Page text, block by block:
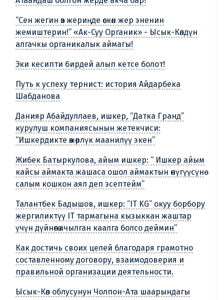
“Сен жегин өз жериңде өскөн жер эненин
жемиштерин!” «Ак-Суу Органик» - Ысык-Көлдүн
алгачкы органикалык аймагы!
Эки кесипти бирдей алып кетсе болот!
Путь к успеху тернист: история Айдарбека
Шабданова
Данияр Абайдуллаев, ишкер, “Датка Гранд”
курулуш компаниясынын жетекчиси:
“Ишкердикте өжөрлүк маанилүү экен”
Жибек Батыркулова, айым ишкер: “ Ишкер айым
кайсы аймакта жашаса ошол аймактын өнүгүүсүнө
салым кошкон аял деп эсептейм”
Талантбек Бадышов, ишкер: “IT KG” окуу борбору
жергиликтүү IT тармагына кызыккан жаштар
үчүн дүйнөгө ачылган каалга болсо деймин”
Как достичь своих целей благодаря грамотно
составленному договору, взаимодоверия и
правильной организации деятельности.
Ысык-Көл облусунун Чолпон-Ата шаарындагы